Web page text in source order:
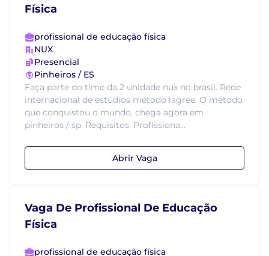
Física
profissional de educação física
NUX
Presencial
Pinheiros / ES
Faça parte do time da 2 unidade nux no brasil. Rede
internacional de estúdios método lagree. O método
que conquistou o mundo, chega agora em
pinheiros / sp. Requisitos: Profissiona...
Abrir Vaga
Vaga De Profissional De Educação
Física
profissional de educação física